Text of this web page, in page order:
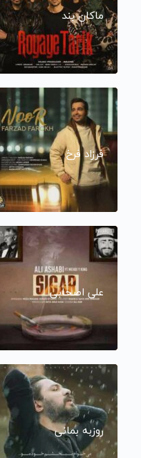
ماکان بند
فرزاد فرخ
علی اصحابی
روزبه بمانی